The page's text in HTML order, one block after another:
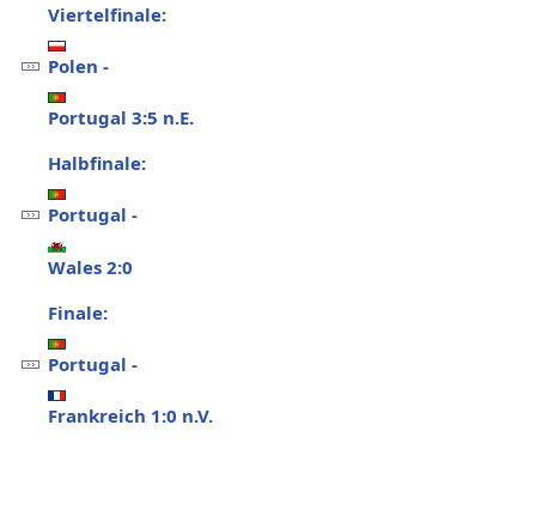
Viertelfinale:
Polen -
Portugal 3:5 n.E.
Halbfinale:
Portugal -
Wales 2:0
Finale:
Portugal -
Frankreich 1:0 n.V.